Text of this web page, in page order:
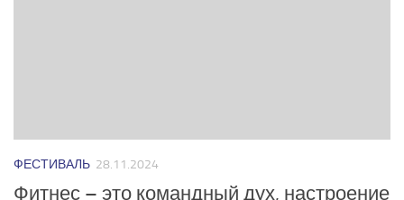
ФЕСТИВАЛЬ 28.11.2024
Фитнес – это командный дух, настроение